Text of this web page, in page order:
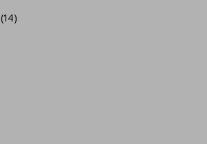
(14)
списъка с любими